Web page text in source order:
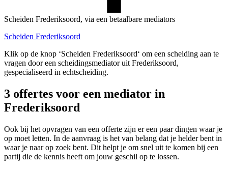
Scheiden Frederiksoord, via een betaalbare mediators
Scheiden Frederiksoord
Klik op de knop ‘Scheiden Frederiksoord‘ om een scheiding aan te
vragen door een scheidingsmediator uit Frederiksoord,
gespecialiseerd in echtscheiding.
3 offertes voor een mediator in
Frederiksoord
Ook bij het opvragen van een offerte zijn er een paar dingen waar je
op moet letten. In de aanvraag is het van belang dat je helder bent in
waar je naar op zoek bent. Dit helpt je om snel uit te komen bij een
partij die de kennis heeft om jouw geschil op te lossen.